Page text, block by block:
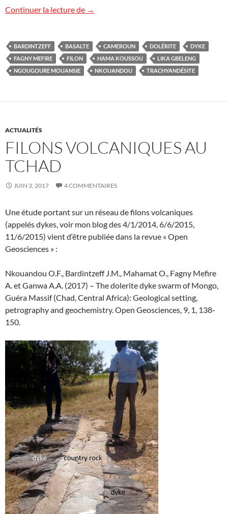
Continuer la lecture de Filons volcaniques à Hama Koussou,
→
BARDINTZEFF BASALTE CAMEROUN DOLÉRITE
DYKE
FAGNY MEFIRE
FILON HAMA KOUSSOU
LIKA GBELENG
NGOUGOURE MOUANSIE
NKOUANDOU TRACHYANDÉSITE
ACTUALITÉS
FILONS VOLCANIQUES AU
TCHAD
JUIN 3, 2017 4 COMMENTAIRES
Une étude portant sur un réseau de filons volcaniques
(appelés dykes, voir mon blog des 4/1/2014, 6/6/2015,
11/6/2015) vient d‘être publiée dans la revue « Open
Geosciences » :
Nkouandou O.F., Bardintzeff J.M., Mahamat O., Fagny Mefire
A. et Ganwa A.A. (2017) – The dolerite dyke swarm of Mongo,
Guéra Massif (Chad, Central Africa): Geological setting,
petrography and geochemistry. Open Geosciences, 9, 1, 138-
150.